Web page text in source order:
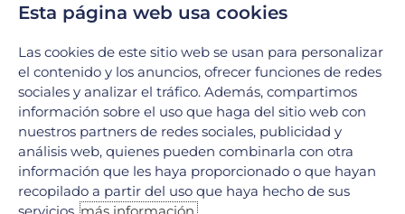
Servicios
Urgencias
Laboratorio Clínico
Laboratorio de Biología Molecular
Hospitalización
Imagenología
Hemodinamia
Esta página web usa cookies
Las cookies de este sitio web se usan para personalizar
el contenido y los anuncios, ofrecer funciones de redes
sociales y analizar el tráfico. Además, compartimos
información sobre el uso que haga del sitio web con
nuestros partners de redes sociales, publicidad y
análisis web, quienes pueden combinarla con otra
información que les haya proporcionado o que hayan
recopilado a partir del uso que haya hecho de sus